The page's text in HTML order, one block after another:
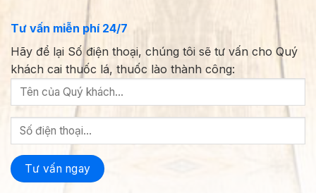
Tư vấn miễn phí 24/7
Hãy để lại Số điện thoại, chúng tôi sẽ tư vấn cho Quý
khách cai thuốc lá, thuốc lào thành công: